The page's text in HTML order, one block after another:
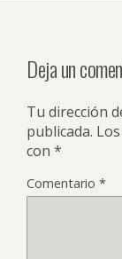
Deja un
Tu dirección
publicada.
con *
Comentario *